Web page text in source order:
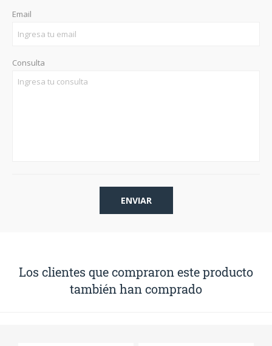
Email
Consulta
Los clientes que compraron este producto
también han comprado